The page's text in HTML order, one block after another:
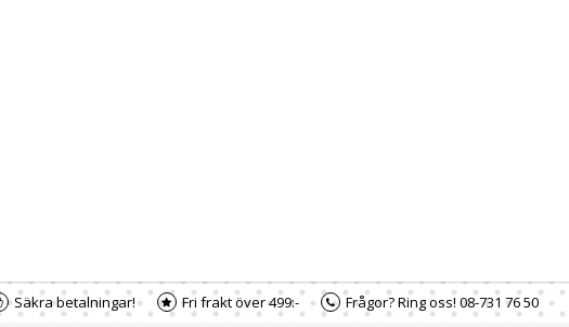
Säkra betalningar! Fri frakt över 499:- Frågor? Ring oss! 08-731 76 50